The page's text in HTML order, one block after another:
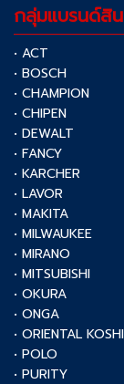
กลุ่มแบรนด์สิ
• ACT
• BOSCH
• CHAMPION
• CHIPEN
• DEWALT
• FANCY
• KARCHER
• LAVOR
• MAKITA
• MILWAUKEE
• MIRANO
• MITSUBISHI
• OKURA
• ONGA
• ORIENTAL
• POLO
• PURITY